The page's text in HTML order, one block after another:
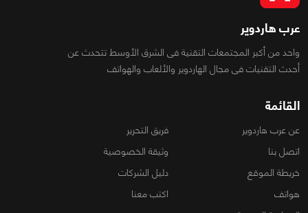
عرب هاردوير
واحد من أكبر المجتمعات التقنية فى الشرق الأوسط تتحدث عن
أحدث التقنيات فى مجال الهاردوير والألعاب والهواتف
القائمة
عن عرب هاردوير
فريق التحرير
اتصل بنا
وثيقة الخصوصية
خريطة الموقع
دليل الشركات
هواتف
اكتب معنا